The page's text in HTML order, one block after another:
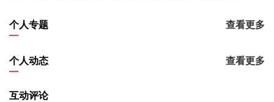
个人专题 查看更多
个人动态 查看更多
互动评论